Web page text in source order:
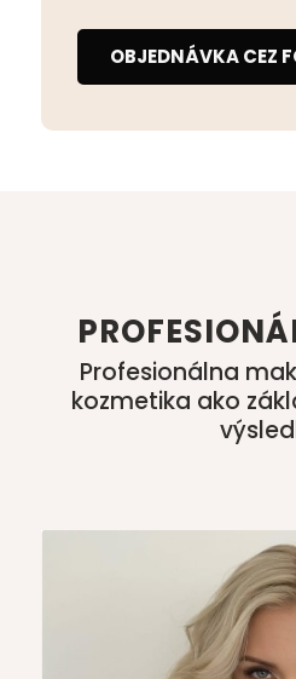
OBJEDNÁVKA CEZ
Profesionálna
kozmetika ako